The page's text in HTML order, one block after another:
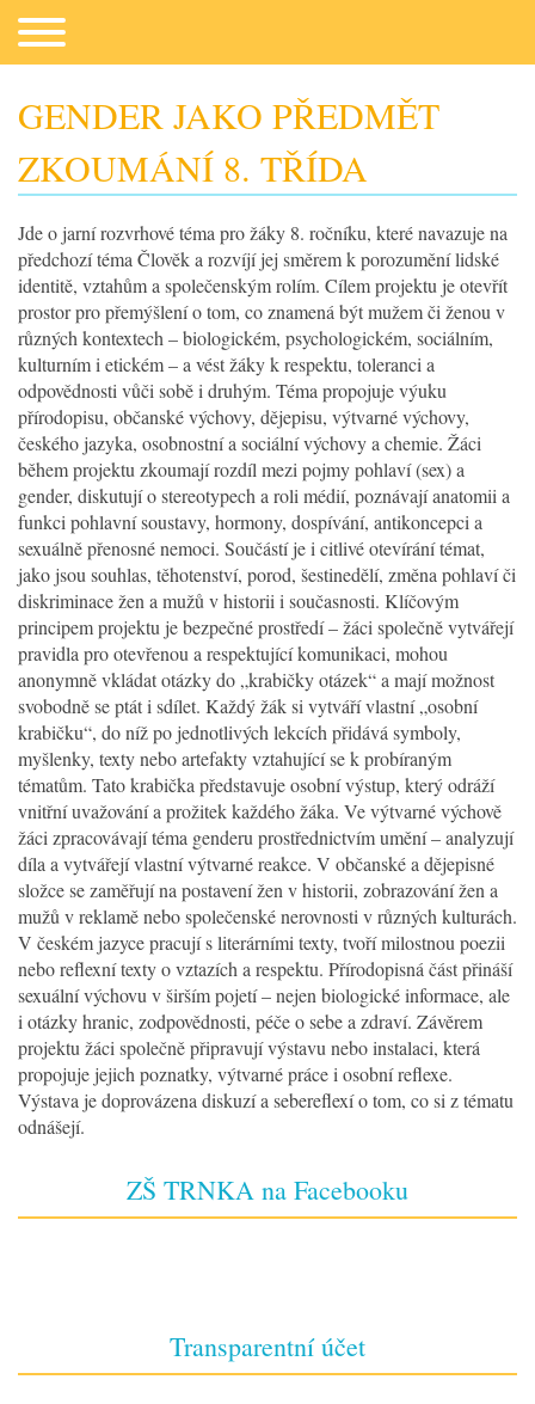
Co potřebujeme
Fotogalerie
Kontakt
GENDER JAKO PŘEDMĚT
ZKOUMÁNÍ 8. TŘÍDA
Jde o jarní rozvrhové téma pro žáky 8. ročníku, které navazuje na
předchozí téma Člověk a rozvíjí jej směrem k porozumění lidské
identitě, vztahům a společenským rolím. Cílem projektu je otevřít
prostor pro přemýšlení o tom, co znamená být mužem či ženou v
různých kontextech – biologickém, psychologickém, sociálním,
kulturním i etickém – a vést žáky k respektu, toleranci a
odpovědnosti vůči sobě i druhým. Téma propojuje výuku
přírodopisu, občanské výchovy, dějepisu, výtvarné výchovy,
českého jazyka, osobnostní a sociální výchovy a chemie. Žáci
během projektu zkoumají rozdíl mezi pojmy pohlaví (sex) a
gender, diskutují o stereotypech a roli médií, poznávají anatomii a
funkci pohlavní soustavy, hormony, dospívání, antikoncepci a
sexuálně přenosné nemoci. Součástí je i citlivé otevírání témat,
jako jsou souhlas, těhotenství, porod, šestinedělí, změna pohlaví či
diskriminace žen a mužů v historii i současnosti. Klíčovým
principem projektu je bezpečné prostředí – žáci společně vytvářejí
pravidla pro otevřenou a respektující komunikaci, mohou
anonymně vkládat otázky do „krabičky otázek“ a mají možnost
svobodně se ptát i sdílet. Každý žák si vytváří vlastní „osobní
krabičku“, do níž po jednotlivých lekcích přidává symboly,
myšlenky, texty nebo artefakty vztahující se k probíraným
tématům. Tato krabička představuje osobní výstup, který odráží
vnitřní uvažování a prožitek každého žáka. Ve výtvarné výchově
žáci zpracovávají téma genderu prostřednictvím umění – analyzují
díla a vytvářejí vlastní výtvarné reakce. V občanské a dějepisné
složce se zaměřují na postavení žen v historii, zobrazování žen a
mužů v reklamě nebo společenské nerovnosti v různých kulturách.
V českém jazyce pracují s literárními texty, tvoří milostnou poezii
nebo reflexní texty o vztazích a respektu. Přírodopisná část přináší
sexuální výchovu v širším pojetí – nejen biologické informace, ale
i otázky hranic, zodpovědnosti, péče o sebe a zdraví. Závěrem
projektu žáci společně připravují výstavu nebo instalaci, která
propojuje jejich poznatky, výtvarné práce i osobní reflexe.
Výstava je doprovázena diskuzí a sebereflexí o tom, co si z tématu
odnášejí.
ZŠ TRNKA na Facebooku
Transparentní účet